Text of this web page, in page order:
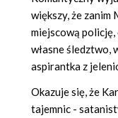
większy, że zanim
miejscową policję,
własne śledztwo,
aspirantka z
Okazuje się, że
tajemnic -